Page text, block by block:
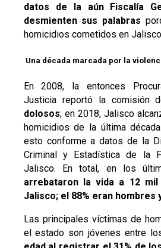
datos de la aún Fiscalía
desmienten sus palabras
homicidios cometidos en
Una década marcada por la
En 2008, la entonces
Justicia reportó la comisión
dolosos; en 2018, Jalisco
homicidios de la última
esto conforme a datos de la
Criminal y Estadística de la
Jalisco. En total, en los
arrebataron la vida a 12
Jalisco; el 88% eran hombres
Las principales víctimas de
el estado son jóvenes entre